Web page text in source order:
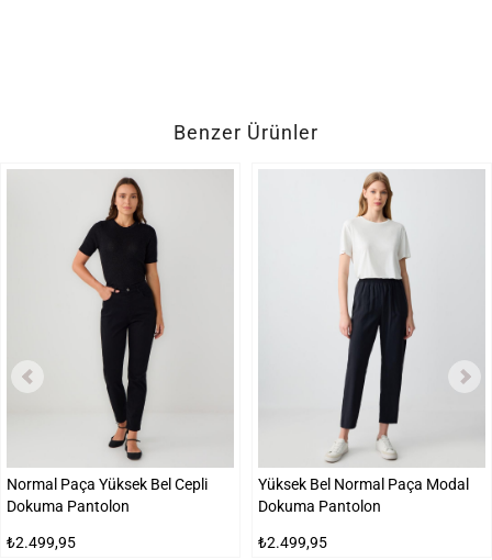
Benzer Ürünler
Normal Paça Yüksek Bel Cepli
Dokuma Pantolon
₺2.499,95
Yüksek Bel Normal Paça Modal
Dokuma Pantolon
₺2.499,95